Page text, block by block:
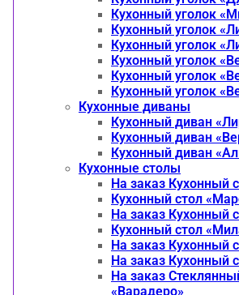
Кухонный уголок
Кухонный уголок
Кухонный уголок
Кухонный уголок
Кухонный уголок
Кухонный уголок
Кухонные диваны
Кухонный диван
Кухонный диван
Кухонный диван
Кухонные столы
На заказ Кухонный
Кухонный стол
На заказ Кухонный
Кухонный стол
На заказ Кухонный
На заказ Кухонный
На заказ
«Варадеро»